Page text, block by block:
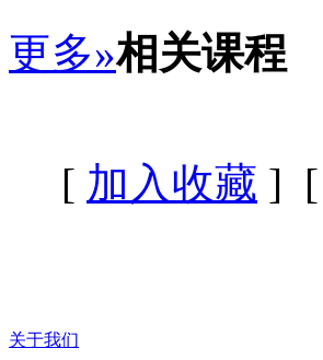
更多»相关课程
[ 加入收藏 ] [
关于我们